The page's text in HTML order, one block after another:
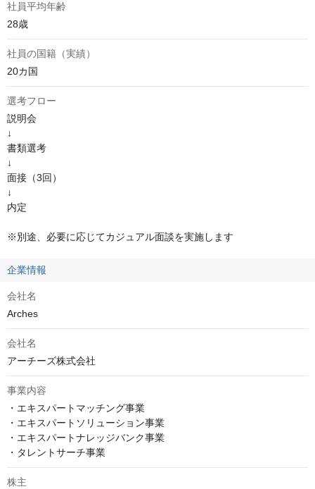
社員平均年齢
28歳
社員の国籍（実績）
20カ国
選考フロー
説明会
↓
書類選考
↓
面接（3回）
↓
内定
※別途、必要に応じてカジュアル面談を実施します
企業情報
会社名
Arches
会社名
事業内容
・エキスパートマッチング事業
・エキスパートソリューション事業
・エキスパートナレッジバンク事業
株主